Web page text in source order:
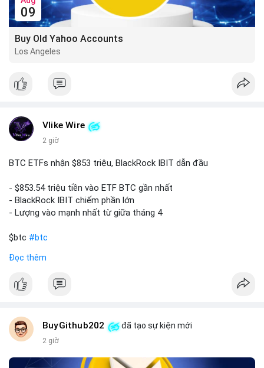
09
Buy Old Yahoo Accounts
Los Angeles
Vlike Wire
2 giờ
BTC ETFs nhận $853 triệu, BlackRock IBIT dẫn đầu
- $853.54 triệu tiền vào ETF BTC gần nhất
- BlackRock IBIT chiếm phần lớn
- Lượng vào mạnh nhất từ giữa tháng 4
$btc #btc
#vlikevn #titanbot
📰 Nguồn: CoinDesk
Đọc thêm
BuyGithub202 đã tạo sự kiện mới
2 giờ